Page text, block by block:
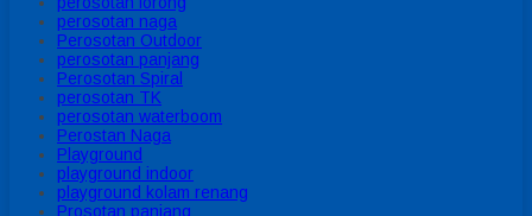
perosotan naga
Perosotan Outdoor
perosotan panjang
Perosotan Spiral
perosotan TK
perosotan waterboom
Perostan Naga
Playground
playground indoor
playground kolam renang
Prosotan panjang